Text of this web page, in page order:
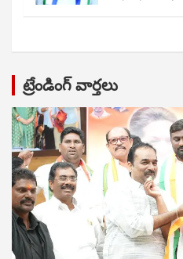
ట్రేండింగ్ వార్తలు